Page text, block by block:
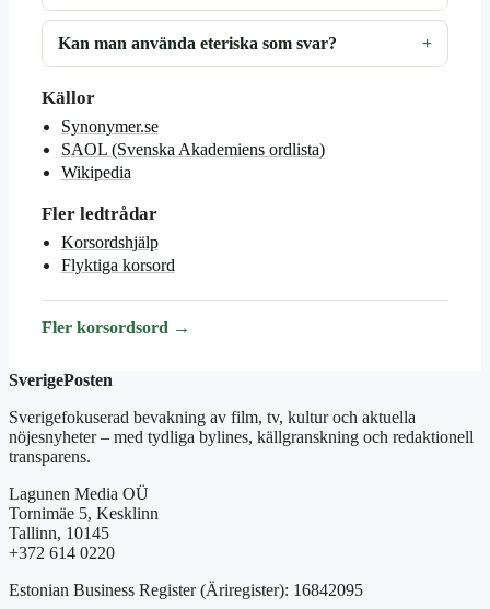
Kan man använda eteriska som svar?
Källor
Synonymer.se
SAOL (Svenska Akademiens ordlista)
Wikipedia
Fler ledtrådar
Korsordshjälp
Flyktiga korsord
Fler korsordsord →
SverigePosten
Sverigefokuserad bevakning av film, tv, kultur och aktuella
nöjesnyheter – med tydliga bylines, källgranskning och redaktionell
transparens.
Lagunen Media OÜ
Tornimäe 5, Kesklinn
Tallinn, 10145
+372 614 0220
Estonian Business Register (Äriregister): 16842095